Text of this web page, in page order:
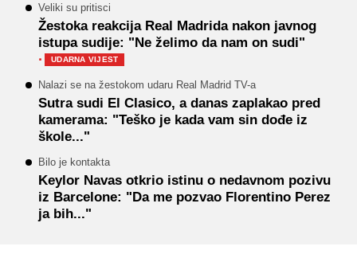
Veliki su pritisci
Žestoka reakcija Real Madrida nakon javnog
istupa sudije: "Ne želimo da nam on sudi"
· UDARNA VIJEST
Nalazi se na žestokom udaru Real Madrid TV-a
Sutra sudi El Clasico, a danas zaplakao pred
kamerama: "Teško je kada vam sin dođe iz
škole..."
Bilo je kontakta
Keylor Navas otkrio istinu o nedavnom pozivu
iz Barcelone: "Da me pozvao Florentino Perez
ja bih..."